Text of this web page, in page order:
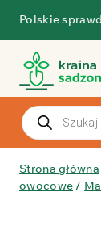
treści
Polskie
Wyszukiwarka
produktów
Strona główna
owocowe /